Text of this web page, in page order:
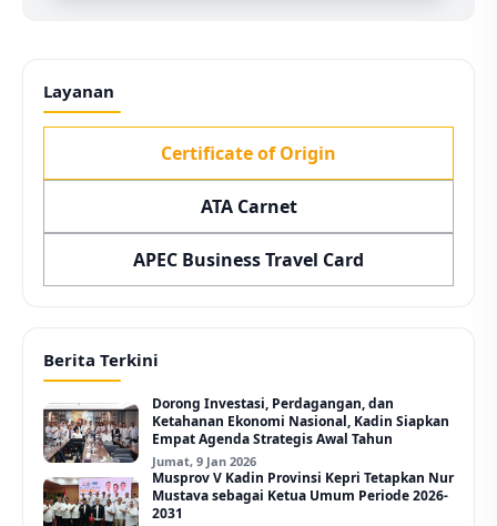
Layanan
Certificate of Origin
ATA Carnet
APEC Business Travel Card
Berita Terkini
Dorong Investasi, Perdagangan, dan
Ketahanan Ekonomi Nasional, Kadin Siapkan
Empat Agenda Strategis Awal Tahun
Jumat, 9 Jan 2026
Musprov V Kadin Provinsi Kepri Tetapkan Nur
Mustava sebagai Ketua Umum Periode 2026-
2031